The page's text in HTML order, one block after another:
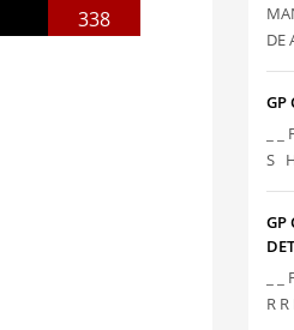
338
DE
GP
_
S
GP
_
R R